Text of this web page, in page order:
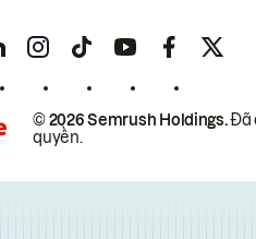
© 2026 Semrush Holdings.Đã
quyền.